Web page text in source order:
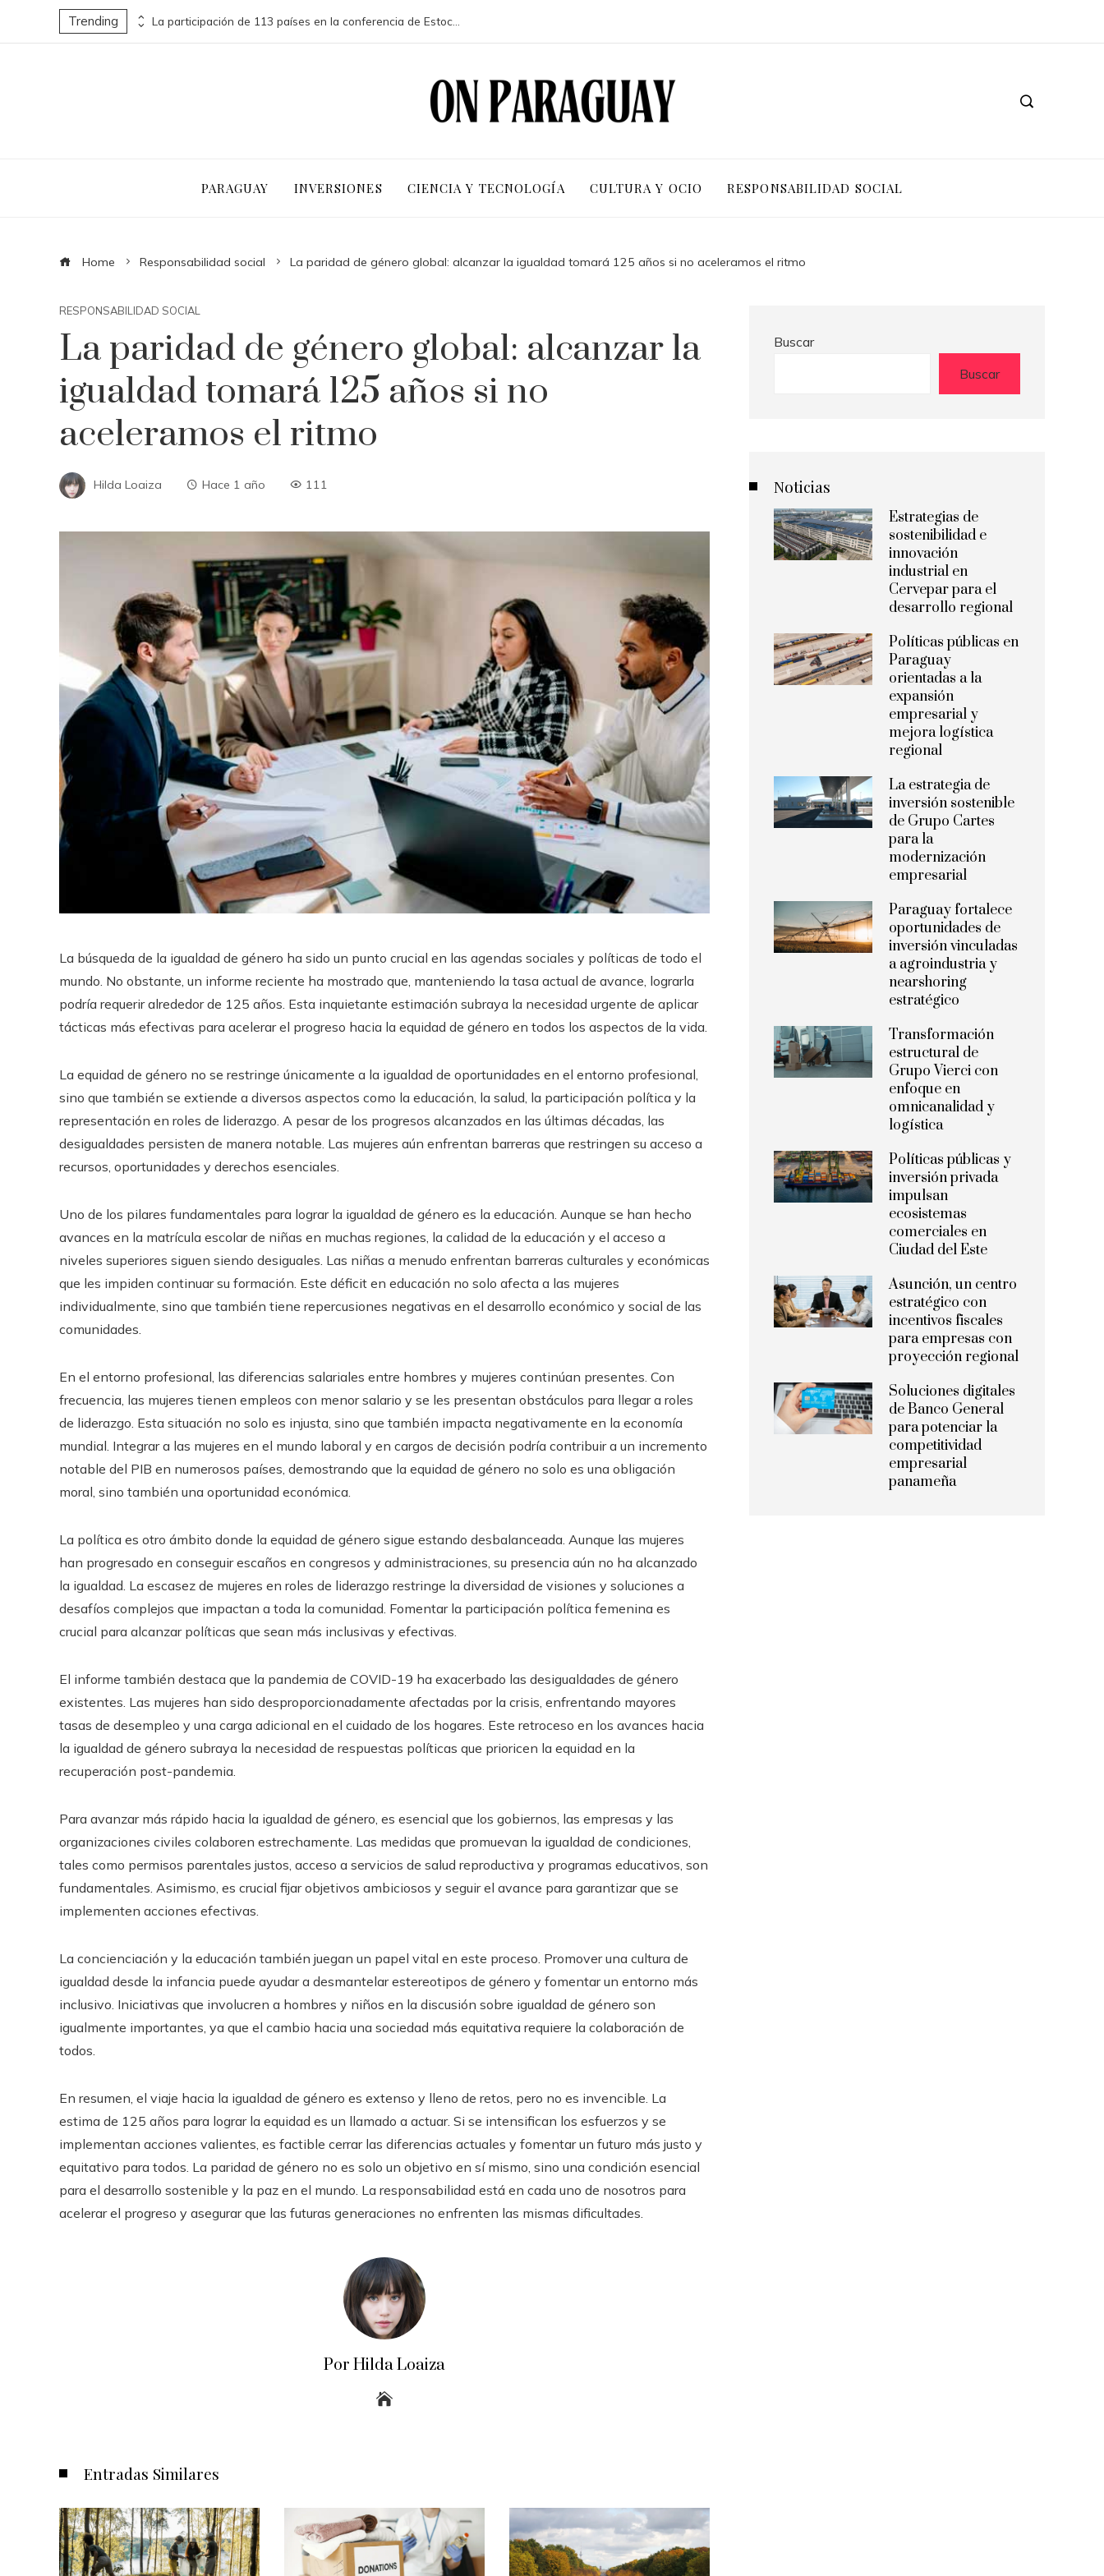
Trending Las 15 donaciones individuales más grandes que impulsaron cambios sociales significativos
PARAGUAY INVERSIONES CIENCIA Y TECNOLOGÍA CULTURA Y OCIO RESPONSABILIDAD SOCIAL
Home Responsabilidad social La paridad de género global: alcanzar la igualdad tomará 125 años si no aceleramos el ritmo
RESPONSABILIDAD SOCIAL
La paridad de género global: alcanzar la
igualdad tomará 125 años si no
aceleramos el ritmo
Hilda Loaiza Hace 1 año 111
La búsqueda de la igualdad de género ha sido un punto crucial en las agendas sociales y políticas de todo el
mundo. No obstante, un informe reciente ha mostrado que, manteniendo la tasa actual de avance, lograrla
podría requerir alrededor de 125 años. Esta inquietante estimación subraya la necesidad urgente de aplicar
tácticas más efectivas para acelerar el progreso hacia la equidad de género en todos los aspectos de la vida.
La equidad de género no se restringe únicamente a la igualdad de oportunidades en el entorno profesional,
sino que también se extiende a diversos aspectos como la educación, la salud, la participación política y la
representación en roles de liderazgo. A pesar de los progresos alcanzados en las últimas décadas, las
desigualdades persisten de manera notable. Las mujeres aún enfrentan barreras que restringen su acceso a
recursos, oportunidades y derechos esenciales.
Uno de los pilares fundamentales para lograr la igualdad de género es la educación. Aunque se han hecho
avances en la matrícula escolar de niñas en muchas regiones, la calidad de la educación y el acceso a
niveles superiores siguen siendo desiguales. Las niñas a menudo enfrentan barreras culturales y económicas
que les impiden continuar su formación. Este déficit en educación no solo afecta a las mujeres
individualmente, sino que también tiene repercusiones negativas en el desarrollo económico y social de las
comunidades.
En el entorno profesional, las diferencias salariales entre hombres y mujeres continúan presentes. Con
frecuencia, las mujeres tienen empleos con menor salario y se les presentan obstáculos para llegar a roles
de liderazgo. Esta situación no solo es injusta, sino que también impacta negativamente en la economía
mundial. Integrar a las mujeres en el mundo laboral y en cargos de decisión podría contribuir a un incremento
notable del PIB en numerosos países, demostrando que la equidad de género no solo es una obligación
moral, sino también una oportunidad económica.
La política es otro ámbito donde la equidad de género sigue estando desbalanceada. Aunque las mujeres
han progresado en conseguir escaños en congresos y administraciones, su presencia aún no ha alcanzado
la igualdad. La escasez de mujeres en roles de liderazgo restringe la diversidad de visiones y soluciones a
desafíos complejos que impactan a toda la comunidad. Fomentar la participación política femenina es
crucial para alcanzar políticas que sean más inclusivas y efectivas.
El informe también destaca que la pandemia de COVID-19 ha exacerbado las desigualdades de género
existentes. Las mujeres han sido desproporcionadamente afectadas por la crisis, enfrentando mayores
tasas de desempleo y una carga adicional en el cuidado de los hogares. Este retroceso en los avances hacia
la igualdad de género subraya la necesidad de respuestas políticas que prioricen la equidad en la
recuperación post-pandemia.
Para avanzar más rápido hacia la igualdad de género, es esencial que los gobiernos, las empresas y las
organizaciones civiles colaboren estrechamente. Las medidas que promuevan la igualdad de condiciones,
tales como permisos parentales justos, acceso a servicios de salud reproductiva y programas educativos, son
fundamentales. Asimismo, es crucial fijar objetivos ambiciosos y seguir el avance para garantizar que se
implementen acciones efectivas.
La concienciación y la educación también juegan un papel vital en este proceso. Promover una cultura de
igualdad desde la infancia puede ayudar a desmantelar estereotipos de género y fomentar un entorno más
inclusivo. Iniciativas que involucren a hombres y niños en la discusión sobre igualdad de género son
igualmente importantes, ya que el cambio hacia una sociedad más equitativa requiere la colaboración de
todos.
En resumen, el viaje hacia la igualdad de género es extenso y lleno de retos, pero no es invencible. La
estima de 125 años para lograr la equidad es un llamado a actuar. Si se intensifican los esfuerzos y se
implementan acciones valientes, es factible cerrar las diferencias actuales y fomentar un futuro más justo y
equitativo para todos. La paridad de género no es solo un objetivo en sí mismo, sino una condición esencial
para el desarrollo sostenible y la paz en el mundo. La responsabilidad está en cada uno de nosotros para
acelerar el progreso y asegurar que las futuras generaciones no enfrenten las mismas dificultades.
Por Hilda Loaiza
Entradas Similares
Buscar
Buscar
Noticias
Estrategias de
sostenibilidad e
innovación
industrial en
Cervepar para el
desarrollo regional
Políticas públicas en
Paraguay
orientadas a la
expansión
empresarial y
mejora logística
regional
La estrategia de
inversión sostenible
de Grupo Cartes
para la
modernización
empresarial
Paraguay fortalece
oportunidades de
inversión vinculadas
a agroindustria y
nearshoring
estratégico
Transformación
estructural de
Grupo Vierci con
enfoque en
omnicanalidad y
logística
Políticas públicas y
inversión privada
impulsan
ecosistemas
comerciales en
Ciudad del Este
Asunción, un centro
estratégico con
incentivos fiscales
para empresas con
proyección regional
Soluciones digitales
de Banco General
para potenciar la
competitividad
empresarial
panameña